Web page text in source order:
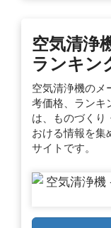
空気清浄
ランキン
空気清浄機のメ
考価格、ランキ
は、ものづくり
おける情報を集
サイトです。